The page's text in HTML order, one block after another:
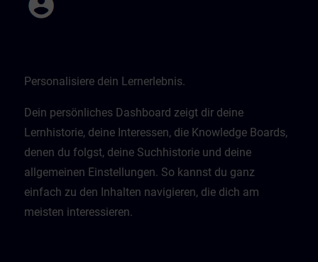
Personalisiere dein Lernerlebnis.
Dein persönliches Dashboard zeigt dir deine
Lernhistorie, deine Interessen, die Knowledge Boards,
denen du folgst, deine Suchhistorie und deine
allgemeinen Einstellungen. So kannst du ganz
einfach zu den Inhalten navigieren, die dich am
meisten interessieren.